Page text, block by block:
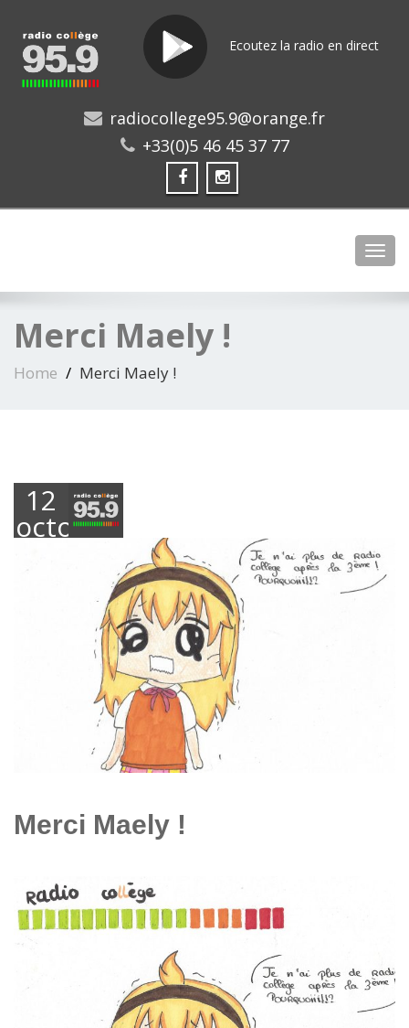
Ecoutez la radio en direct
radiocollege95.9@orange.fr
+33(0)5 46 45 37 77
Merci Maely !
Home Merci Maely !
12
octobre
Merci Maely !